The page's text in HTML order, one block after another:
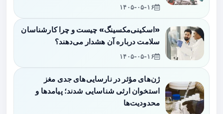
۱۴۰۵-۰۵-۱۶
«اسکینی‌مکسینگ» چیست و چرا کارشناسان
سلامت درباره آن هشدار می‌دهند؟
۱۴۰۵-۰۵-۱۶
ژن‌های مؤثر در نارسایی‌های جدی مغز
استخوان ارثی شناسایی شدند؛ پیامدها و
محدودیت‌ها